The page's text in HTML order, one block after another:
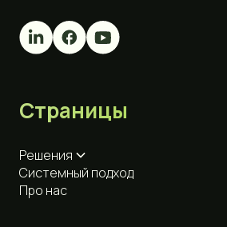
Страницы
Решения
Системный подход
Про нас